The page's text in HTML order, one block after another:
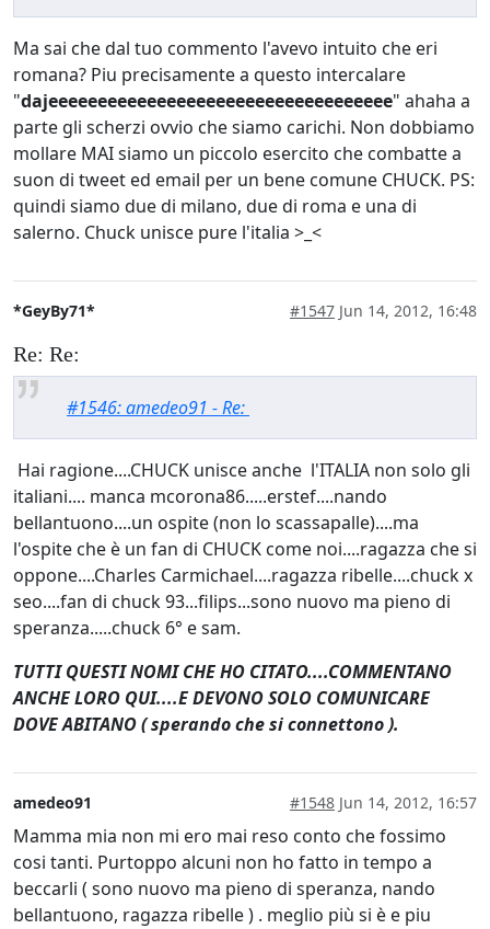
Ma sai che dal tuo commento l'avevo intuito che eri
romana? Piu precisamente a questo intercalare
"dajeeeeeeeeeeeeeeeeeeeeeeeeeeeeeeeeeee" ahaha a
parte gli scherzi ovvio che siamo carichi. Non dobbiamo
mollare MAI siamo un piccolo esercito che combatte a
suon di tweet ed email per un bene comune CHUCK. PS:
quindi siamo due di milano, due di roma e una di
salerno. Chuck unisce pure l'italia >_<
*GeyBy71* #1547 Jun 14, 2012, 16:48
Re: Re:
#1546: amedeo91 - Re:
Hai ragione....CHUCK unisce anche l'ITALIA non solo gli
italiani.... manca mcorona86.....erstef....nando
bellantuono....un ospite (non lo scassapalle)....ma
l'ospite che è un fan di CHUCK come noi....ragazza che si
oppone....Charles Carmichael....ragazza ribelle....chuck x
seo....fan di chuck 93...filips...sono nuovo ma pieno di
speranza.....chuck 6° e sam.
TUTTI QUESTI NOMI CHE HO CITATO....COMMENTANO
ANCHE LORO QUI....E DEVONO SOLO COMUNICARE
DOVE ABITANO ( sperando che si connettono ).
amedeo91 #1548 Jun 14, 2012, 16:57
Mamma mia non mi ero mai reso conto che fossimo
cosi tanti. Purtoppo alcuni non ho fatto in tempo a
beccarli ( sono nuovo ma pieno di speranza, nando
bellantuono, ragazza ribelle ) . meglio più si è e piu